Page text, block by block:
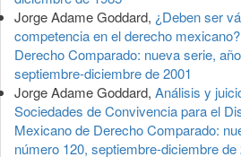
Jorge Adame Goddard, ¿Deben ser
competencia en el derecho mexicano?
Derecho Comparado: nueva serie,
septiembre-diciembre de 2001
Jorge Adame Goddard, Análisis y
Sociedades de Convivencia para el
Mexicano de Derecho Comparado:
número 120, septiembre-diciembre de